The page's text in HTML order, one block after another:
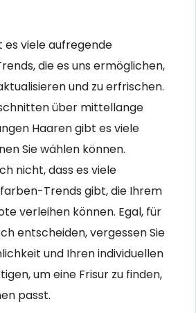
es viele aufregende
die es uns ermöglichen,
und zu erfrischen.
über mittellange
Haaren gibt es viele
Sie wählen können.
nicht, dass es viele
Trends gibt, die Ihrem
verleihen können. Egal, für
entscheiden, vergessen Sie
und Ihren individuellen
um eine Frisur zu finden,
passt.